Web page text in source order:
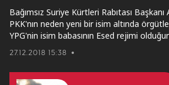
27.12.2018 15:38
Bağımsız Suriye Kürtleri Rabıtası
PKK'nın neden yeni bir isim altında
YPG'nin isim babasının Esed rejimi